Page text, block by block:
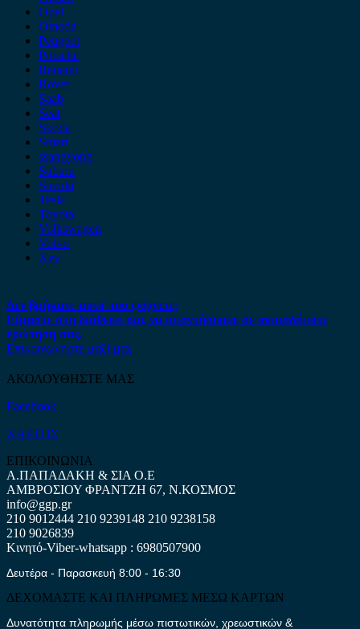
Opel
Omoda
Peugeot
Porsche
Renault
Rover
Saab
Seat
Skoda
Smart
ssangyong
Subaru
Suzuki
Tesla
Toyota
Volkswagen
Volvo
Xev
Δεν βρήκατε αυτό που ψάχνετε;
Είμαστε στη διάθεση σας να απαντήσουμε σε οποιαδήποτε
ερώτηση σας.
Επικοινωνήστε μαζί μας
ΑΚΟΛΟΥΘΗΣΤΕ ΜΑΣ
Facebook
ΧΑΡΤΗΣ
ΕΠΙΚΟΙΝΩΝΙΑ
Α.ΠΑΠΑΔΑΚΗ & ΣΙΑ Ο.Ε
ΑΜΒΡΟΣΙΟΥ ΦΡΑΝΤΖΗ 67, Ν.ΚΟΣΜΟΣ
info@ggp.gr
210 9012444 210 9239148 210 9238158
210 9026839
Κινητό-Viber-whatsapp : 6980507900
Δευτέρα - Παρασκευή 8:00 - 16:30
ΔΕΧΟΜΑΣΤΕ ΚΑΙ ΠΛΗΡΩΜΕΣ ΜΕΣΩ ΚΑΡΤΩΝ
Δυνατότητα πληρωμής μέσω πιστωτικών, χρεωστικών &